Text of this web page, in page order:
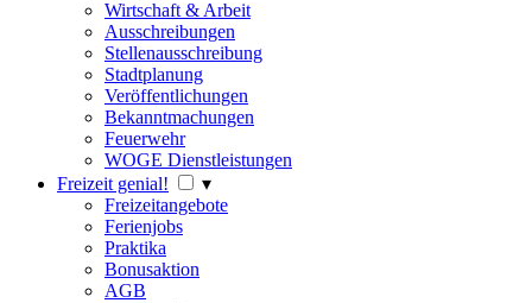
Wirtschaft & Arbeit
Ausschreibungen
Stellenausschreibung
Stadtplanung
Veröffentlichungen
Bekanntmachungen
Feuerwehr
WOGE Dienstleistungen
Freizeit genial!
▾
Freizeitangebote
Ferienjobs
Praktika
Bonusaktion
AGB